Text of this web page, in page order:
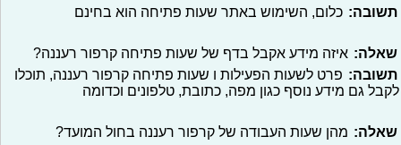
תשובה: כלום, השימוש באתר שעות פתיחה הוא בחינם
שאלה: איזה מידע אקבל בדף של שעות פתיחה קרפור רעננה?
תשובה: פרט לשעות הפעילות ו שעות פתיחה קרפור רעננה, תוכלו
לקבל גם מידע נוסף כגון מפה, כתובת, טלפונים וכדומה
שאלה: מהן שעות העבודה של קרפור רעננה בחול המועד?